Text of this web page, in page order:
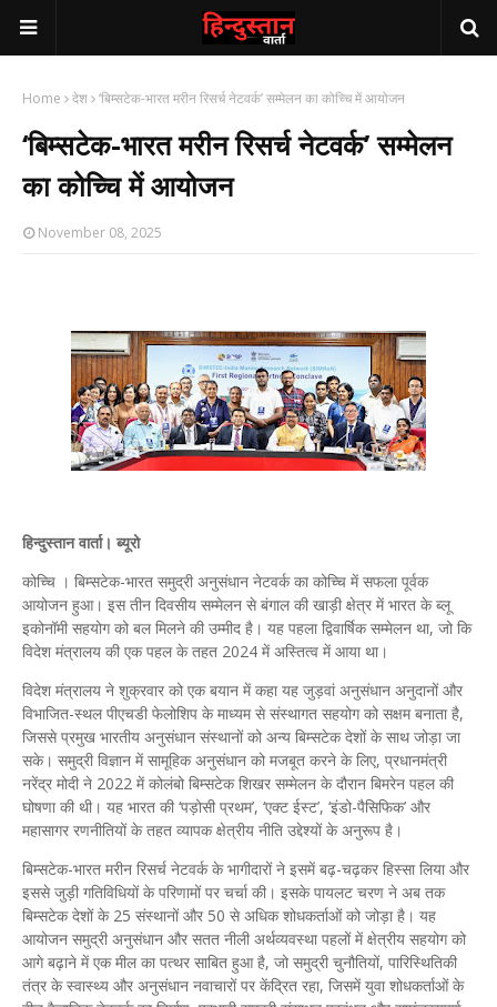
Home देश ‘बिम्सटेक-भारत मरीन रिसर्च नेटवर्क’ सम्मेलन का कोच्चि में आयोजन
‘बिम्सटेक-भारत मरीन रिसर्च नेटवर्क’ सम्मेलन
का कोच्चि में आयोजन
November 08, 2025
हिन्दुस्तान वार्ता। ब्यूरो
कोच्चि । बिम्सटेक-भारत समुद्री अनुसंधान नेटवर्क का कोच्चि में सफला पूर्वक
आयोजन हुआ। इस तीन दिवसीय सम्मेलन से बंगाल की खाड़ी क्षेत्र में भारत के ब्लू
इकोनॉमी सहयोग को बल मिलने की उम्मीद है। यह पहला द्विवार्षिक सम्मेलन था, जो कि
विदेश मंत्रालय की एक पहल के तहत 2024 में अस्तित्व में आया था।
विदेश मंत्रालय ने शुक्रवार को एक बयान में कहा यह जुड़वां अनुसंधान अनुदानों और
विभाजित-स्थल पीएचडी फेलोशिप के माध्यम से संस्थागत सहयोग को सक्षम बनाता है,
जिससे प्रमुख भारतीय अनुसंधान संस्थानों को अन्य बिम्सटेक देशों के साथ जोड़ा जा
सके। समुद्री विज्ञान में सामूहिक अनुसंधान को मजबूत करने के लिए, प्रधानमंत्री
नरेंद्र मोदी ने 2022 में कोलंबो बिम्सटेक शिखर सम्मेलन के दौरान बिमरेन पहल की
घोषणा की थी। यह भारत की ‘पड़ोसी प्रथम’, ‘एक्ट ईस्ट’, ‘इंडो-पैसिफिक’ और
महासागर रणनीतियों के तहत व्यापक क्षेत्रीय नीति उद्देश्यों के अनुरूप है।
बिम्सटेक-भारत मरीन रिसर्च नेटवर्क के भागीदारों ने इसमें बढ़-चढ़कर हिस्सा लिया और
इससे जुड़ी गतिविधियों के परिणामों पर चर्चा की। इसके पायलट चरण ने अब तक
बिम्सटेक देशों के 25 संस्थानों और 50 से अधिक शोधकर्ताओं को जोड़ा है। यह
आयोजन समुद्री अनुसंधान और सतत नीली अर्थव्यवस्था पहलों में क्षेत्रीय सहयोग को
आगे बढ़ाने में एक मील का पत्थर साबित हुआ है, जो समुद्री चुनौतियों, पारिस्थितिकी
तंत्र के स्वास्थ्य और अनुसंधान नवाचारों पर केंद्रित रहा, जिसमें युवा शोधकर्ताओं के